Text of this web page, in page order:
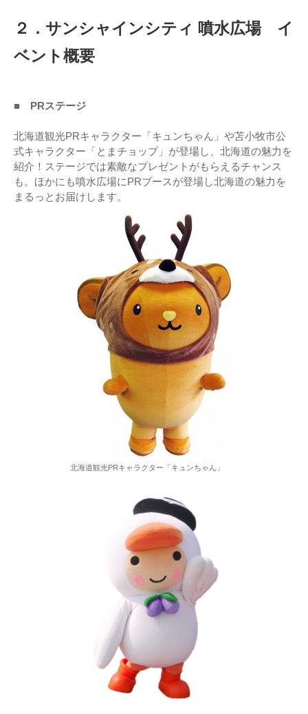
２．サンシャインシティ 噴水広場 イ
ベント概要
■ PRステージ
北海道観光PRキャラクター「キュンちゃん」や苫小牧市公
式キャラクター「とまチョップ」が登場し、北海道の魅力を
紹介！ステージでは素敵なプレゼントがもらえるチャンス
も。ほかにも噴水広場にPRブースが登場し北海道の魅力を
まるっとお届けします。
北海道観光PRキャラクター「キュンちゃん」